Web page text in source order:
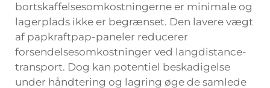
bortskaffelsesomkostningerne er minimale og
lagerplads ikke er begrænset. Den lavere vægt
af papkraftpap-paneler reducerer
forsendelsesomkostninger ved langdistance-
transport. Dog kan potentiel beskadigelse
under håndtering og lagring øge de samlede